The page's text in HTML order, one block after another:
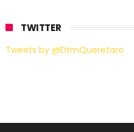
TWITTER
Tweets by @DtmQueretaro